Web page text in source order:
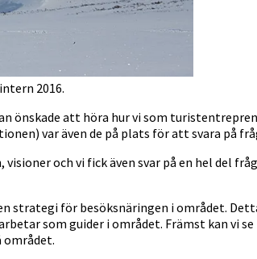
2016.
önskade att höra hur vi som
var även de på plats för att svara på
visioner och vi fick även svar på en hel del
strategi för besöksnäringen i området.
som guider i området. Främst kan vi